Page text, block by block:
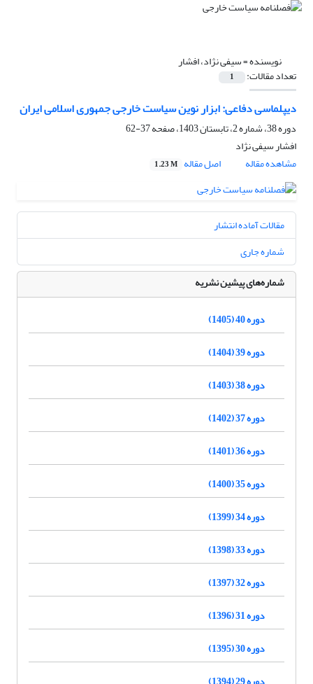
نویسنده =سیفی نژاد، افشار
تعداد مقالات: 1
دیپلماسی دفاعی: ابزار نوین سیاست خارجی جمهوری اسلامی ایران
دوره 38، شماره 2، تابستان 1403، صفحه
37-62
افشار سیفی نژاد
مشاهده مقاله
اصل مقاله 1.23 M
مقالات آماده انتشار
شماره جاری
شماره‌های پیشین نشریه
دوره 40 (1405)
دوره 39 (1404)
دوره 38 (1403)
دوره 37 (1402)
دوره 36 (1401)
دوره 35 (1400)
دوره 34 (1399)
دوره 33 (1398)
دوره 32 (1397)
دوره 31 (1396)
دوره 30 (1395)